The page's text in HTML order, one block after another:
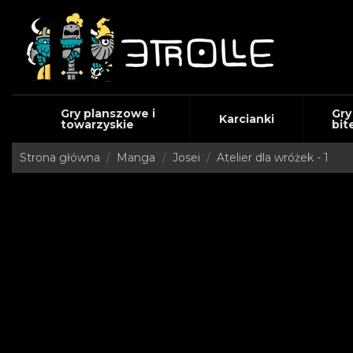
Gry planszowe i
towarzyskie Karcianki
Strona główna Manga Josei Atelier dla wróżek - 1